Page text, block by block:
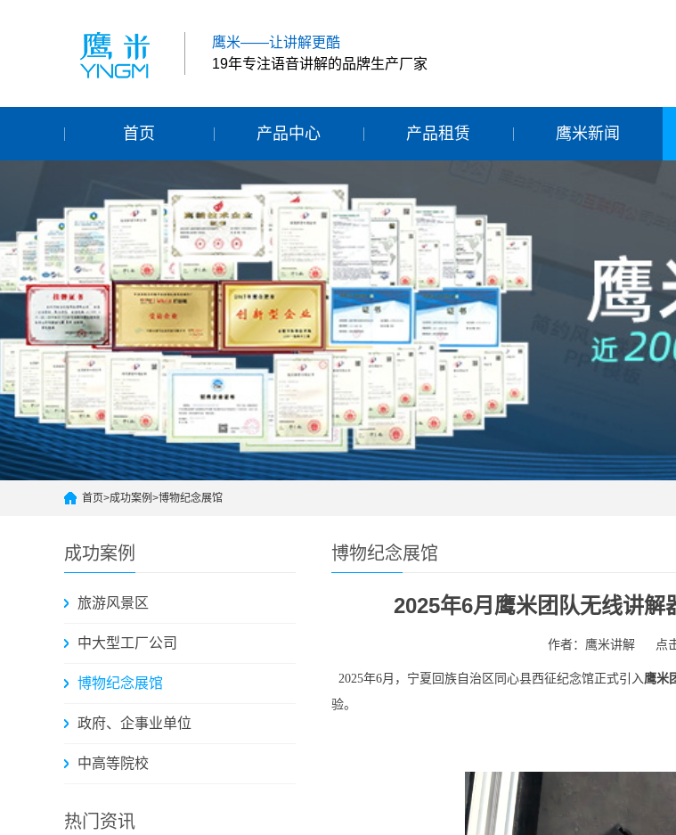
鹰米——让讲解更酷
19年专注语音讲解的品牌生产厂家
首页 产品中心 产品租赁 鹰米新闻
首页>成功案例 >博物纪念展馆
成功案例
旅游风景区
中大型工厂公司
博物纪念展馆
政府、企事业单位
中高等院校
热门资讯
博物纪念展馆
2025年6月鹰米团队无线讲
作者：鹰米讲解 点
2025年6月，宁夏回族自治区同心县西征纪念馆正式引入鹰米
验。